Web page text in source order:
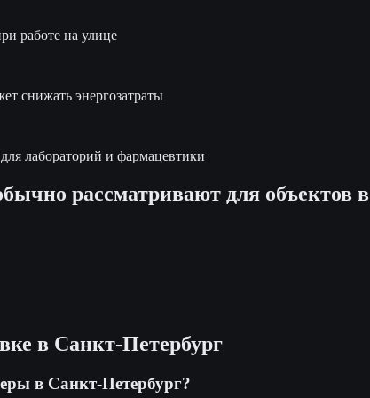
работе на улице
снижать энергозатраты
лабораторий и фармацевтики
рассматривают для объектов в
в Санкт-Петербург
в Санкт-Петербург?